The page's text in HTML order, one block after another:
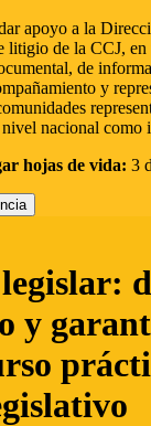
apoyo a la
litigio de la CCJ, en
de
y
nacional como
hojas de vida: 3
y